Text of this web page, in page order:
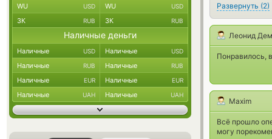
Развернуть (2)
Леонид
Понравилось,
Maxim
Всё прошло
могу
WU USD WU USD
ЗК RUB ЗК RUB
Наличные деньги
Наличные USD Наличные USD
Наличные RUB Наличные RUB
Наличные EUR Наличные EUR
Наличные UAH Наличные UAH